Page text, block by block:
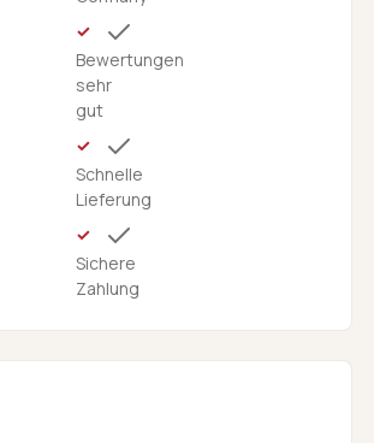
Bewertungen
sehr
gut
Schnelle
Lieferung
Sichere
Zahlung